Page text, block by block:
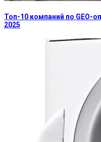
Топ-10 компаний по GEO-
2025